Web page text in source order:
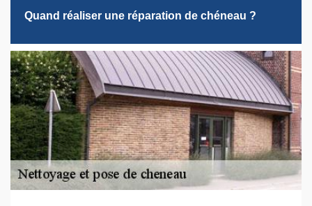
Quand réaliser une réparation de chéneau ?